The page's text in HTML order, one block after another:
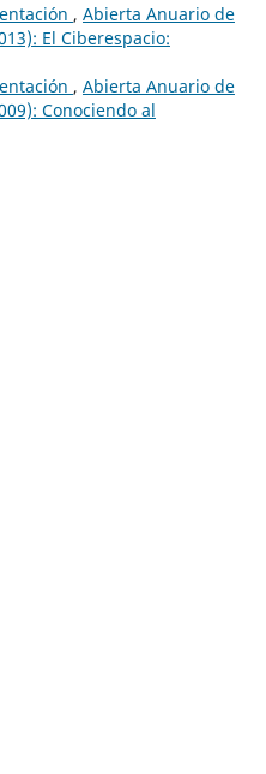
, Abierta Anuario de
El Ciberespacio:
, Abierta Anuario de
Conociendo al